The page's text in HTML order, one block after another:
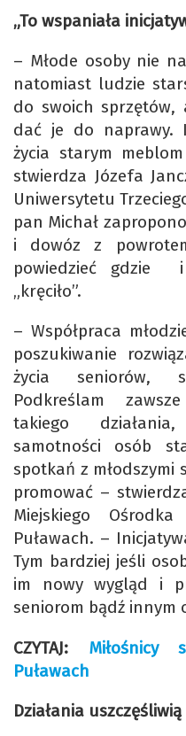
„To wspaniała
– Młode osoby nie
natomiast ludzie
do swoich
dać je do naprawy.
życia starym
stwierdza Józefa
Uniwersytetu
pan Michał
i dowóz z
powiedzieć gdzie
„kręciło”.
– Współpraca
poszukiwanie
życia seniorów,
Podkreślam
takiego
samotności osób
spotkań z młodszymi
promować –
Miejskiego
Puławach. –
Tym bardziej jeśli
im nowy wygląd i
seniorom bądź innym
CZYTAJ:
Puławach
Działania